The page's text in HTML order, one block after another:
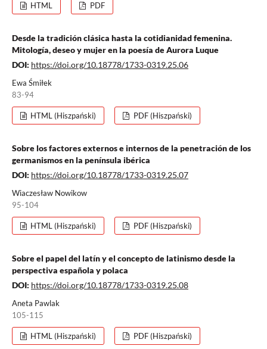
HTML PDF
Desde la tradición clásica hasta la cotidianidad femenina.
Mitología, deseo y mujer en la poesía de Aurora Luque
DOI: https://doi.org/10.18778/1733-0319.25.06
Ewa Śmiłek
83-94
HTML (Hiszpański) PDF (Hiszpański)
Sobre los factores externos e internos de la penetración de los
germanismos en la península ibérica
DOI: https://doi.org/10.18778/1733-0319.25.07
Wiaczesław Nowikow
95-104
HTML (Hiszpański) PDF (Hiszpański)
Sobre el papel del latín y el concepto de latinismo desde la
perspectiva española y polaca
DOI: https://doi.org/10.18778/1733-0319.25.08
Aneta Pawlak
105-115
HTML (Hiszpański) PDF (Hiszpański)